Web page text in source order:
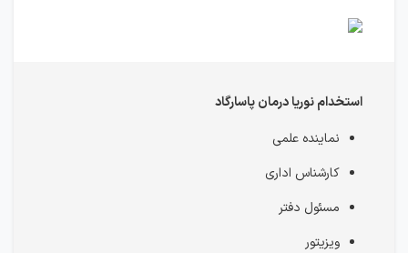
استخدام نوریا درمان پاسارگاد
نماینده علمی
کارشناس اداری
مسئول دفتر
ویزیتور